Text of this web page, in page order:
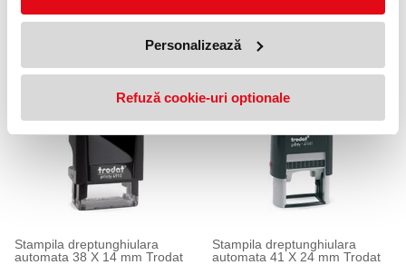
Personalizează
Refuză cookie-uri optionale
Stampila dreptunghiulara
automata 15 X 7 mm Trodat
Stampila dreptunghiulara
automata 26 X 9 mm Trodat
125,58 lei
Stampila dreptunghiulara
automata 38 X 14 mm Trodat
Stampila dreptunghiulara
automata 41 X 24 mm Trodat